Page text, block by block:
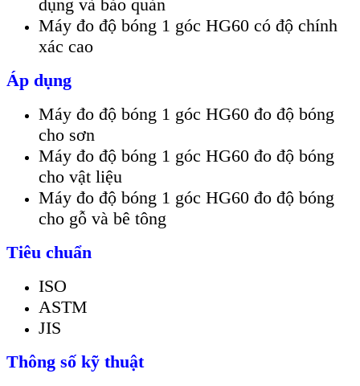
dụng và bảo quản
Máy đo độ bóng 1 góc HG60 có độ chính
xác cao
Áp dụng
Máy đo độ bóng 1 góc HG60 đo độ bóng
cho sơn
Máy đo độ bóng 1 góc HG60 đo độ bóng
cho vật liệu
Máy đo độ bóng 1 góc HG60 đo độ bóng
cho gỗ và bê tông
Tiêu chuẩn
ISO
ASTM
JIS
Thông số kỹ thuật